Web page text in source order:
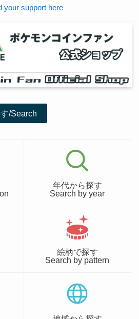
your support here
/Search
年代から探す
Search by year
絵柄で探す
Search by pattern